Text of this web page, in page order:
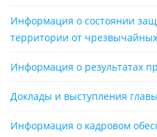
Информация о состоянии
территории от
Информация о результатах
Доклады и выступления главы
Информация о кадровом